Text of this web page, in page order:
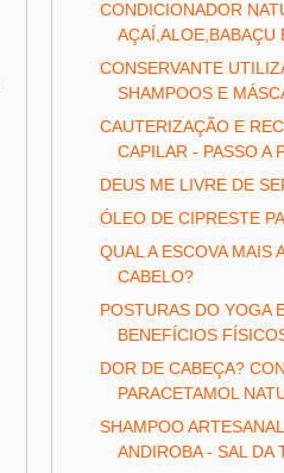
CONDICIONADOR
AÇAÍ,ALOE,BABAÇU
CONSERVANTE
SHAMPOOS E
CAUTERIZAÇÃO E
CAPILAR - PASSO A
DEUS ME LIVRE DE
ÓLEO DE CIPRESTE
QUAL A ESCOVA MAIS
CABELO?
POSTURAS DO YOGA
BENEFÍCIOS
DOR DE CABEÇA?
PARACETAMOL
SHAMPOO
ANDIROBA - SAL DA